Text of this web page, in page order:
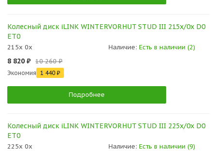
Колесный диск iLINK WINTERVORHUT STUD III 215x/0x D0
ET0
215x 0x Наличие: Есть в наличии (2)
8 820 ₽ 10 260 ₽
Экономия 1 440 ₽
Подробнее
Колесный диск iLINK WINTERVORHUT STUD III 225x/0x D0
ET0
225x 0x Наличие: Есть в наличии (9)